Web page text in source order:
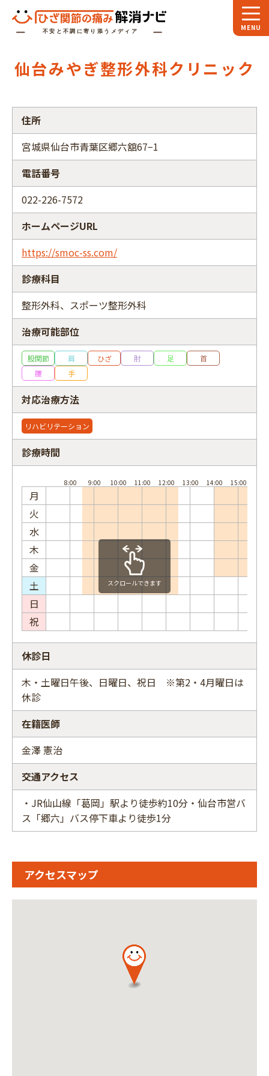
スペシャル 対談
お役立ちコラム
専門家インタビュー
仙台みやぎ整形外科クリニック
住所
宮城県仙台市青葉区郷六舘67−1
電話番号
022-226-7572
ホームページURL
https://smoc-ss.com/
診療科目
整形外科、スポーツ整形外科
治療可能部位
股関節 肩 ひざ 肘 足
首
腰
手
対応治療方法
リハビリテーション
診療時間
月
火
水
木
金
土
日
祝
スクロールできます
休診日
木・土曜日午後、日曜日、祝日 ※第2・4月曜日は
休診
在籍医師
金澤 憲治
交通アクセス
・JR仙山線「葛岡」駅より徒歩約10分・仙台市営バ
ス「郷六」バス停下車より徒歩1分
アクセスマップ